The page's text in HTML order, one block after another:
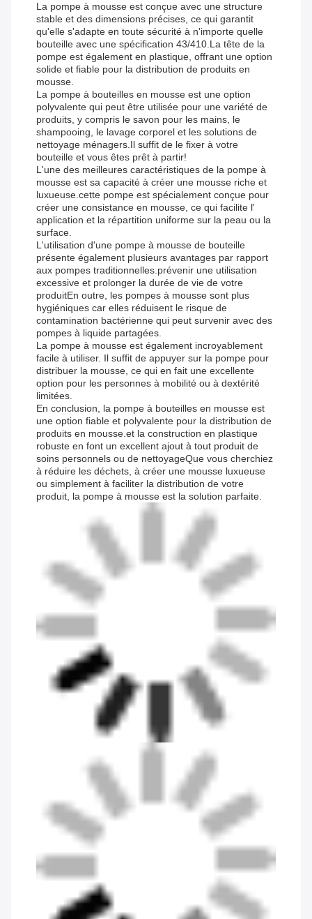
La pompe à mousse est conçue avec une structure
stable et des dimensions précises, ce qui garantit
qu'elle s'adapte en toute sécurité à n'importe quelle
bouteille avec une spécification 43/410.La tête de la
pompe est également en plastique, offrant une option
solide et fiable pour la distribution de produits en
mousse.
La pompe à bouteilles en mousse est une option
polyvalente qui peut être utilisée pour une variété de
produits, y compris le savon pour les mains, le
shampooing, le lavage corporel et les solutions de
nettoyage ménagers.Il suffit de le fixer à votre
bouteille et vous êtes prêt à partir!
L'une des meilleures caractéristiques de la pompe à
mousse est sa capacité à créer une mousse riche et
luxueuse.cette pompe est spécialement conçue pour
créer une consistance en mousse, ce qui facilite l'
application et la répartition uniforme sur la peau ou la
surface.
L'utilisation d'une pompe à mousse de bouteille
présente également plusieurs avantages par rapport
aux pompes traditionnelles.prévenir une utilisation
excessive et prolonger la durée de vie de votre
produitEn outre, les pompes à mousse sont plus
hygiéniques car elles réduisent le risque de
contamination bactérienne qui peut survenir avec des
pompes à liquide partagées.
La pompe à mousse est également incroyablement
facile à utiliser. Il suffit de appuyer sur la pompe pour
distribuer la mousse, ce qui en fait une excellente
option pour les personnes à mobilité ou à dextérité
limitées.
En conclusion, la pompe à bouteilles en mousse est
une option fiable et polyvalente pour la distribution de
produits en mousse.et la construction en plastique
robuste en font un excellent ajout à tout produit de
soins personnels ou de nettoyageQue vous cherchiez
à réduire les déchets, à créer une mousse luxueuse
ou simplement à faciliter la distribution de votre
produit, la pompe à mousse est la solution parfaite.